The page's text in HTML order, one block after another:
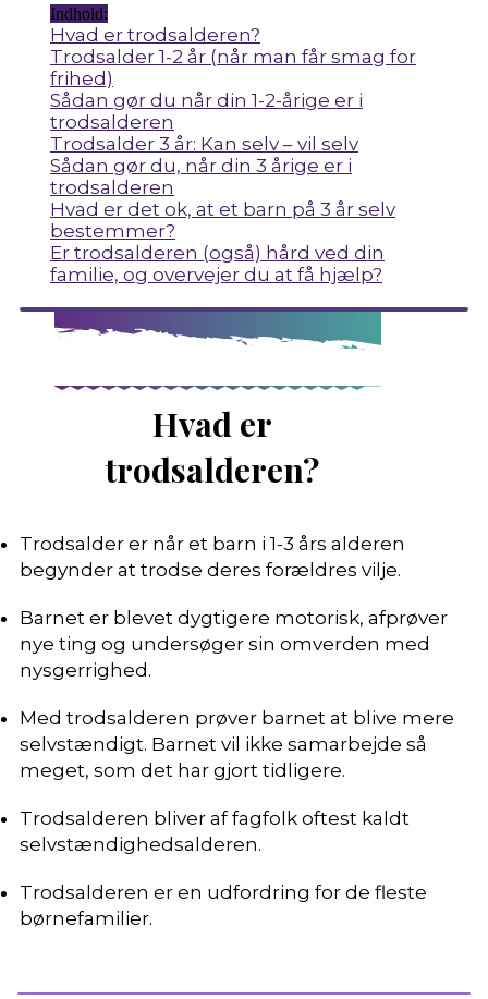
Indhold:
Hvad er trodsalderen?
Trodsalder 1-2 år (når man får smag for
frihed)
Sådan gør du når din 1-2-årige er i
trodsalderen
Trodsalder 3 år: Kan selv – vil selv
Sådan gør du, når din 3 årige er i
trodsalderen
Hvad er det ok, at et barn på 3 år selv
bestemmer?
Er trodsalderen (også) hård ved din
familie, og overvejer du at få hjælp?
Hvad er
trodsalderen?
Trodsalder er når et barn i 1-3 års alderen
begynder at trodse deres forældres vilje.
Barnet er blevet dygtigere motorisk, afprøver
nye ting og undersøger sin omverden med
nysgerrighed.
Med trodsalderen prøver barnet at blive mere
selvstændigt. Barnet vil ikke samarbejde så
meget, som det har gjort tidligere.
Trodsalderen bliver af fagfolk oftest kaldt
selvstændighedsalderen.
Trodsalderen er en udfordring for de fleste
børnefamilier.